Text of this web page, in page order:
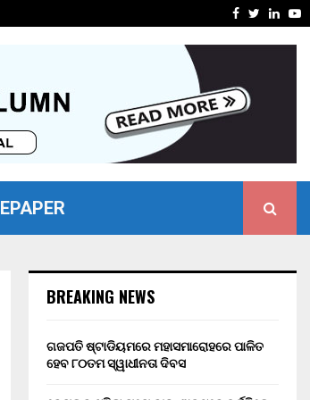
୧୬
Facebook
Twitter
EPAPER
BREAKING NEWS
ଗଜପତି ଷ୍ଟାଡିୟମରେ ମହାସମାରୋହରେ ପାଳିତ
ହେବ ୮୦ତମ ସ୍ୱାଧୀନତା ଦିବସ